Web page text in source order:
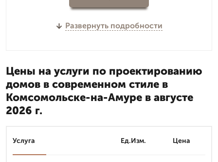
Развернуть подробности
Цены на услуги по проектированию
домов в современном стиле в
Комсомольске-на-Амуре в августе
2026 г.
Услуга Ед.Изм. Цена